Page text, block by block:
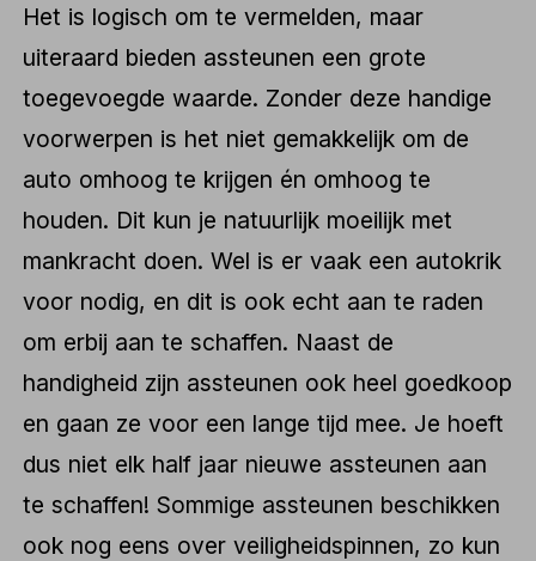
Het is logisch om te vermelden, maar
uiteraard bieden assteunen een grote
toegevoegde waarde. Zonder deze handige
voorwerpen is het niet gemakkelijk om de
auto omhoog te krijgen én omhoog te
houden. Dit kun je natuurlijk moeilijk met
mankracht doen. Wel is er vaak een autokrik
voor nodig, en dit is ook echt aan te raden
om erbij aan te schaffen. Naast de
handigheid zijn assteunen ook heel goedkoop
en gaan ze voor een lange tijd mee. Je hoeft
dus niet elk half jaar nieuwe assteunen aan
te schaffen! Sommige assteunen beschikken
ook nog eens over veiligheidspinnen, zo kun